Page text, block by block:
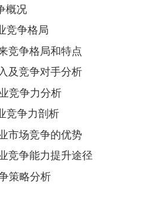
概况
竞争格局
竞争格局和特点
及竞争对手分析
竞争力分析
竞争力剖析
市场竞争的优势
竞争能力提升途径
策略分析